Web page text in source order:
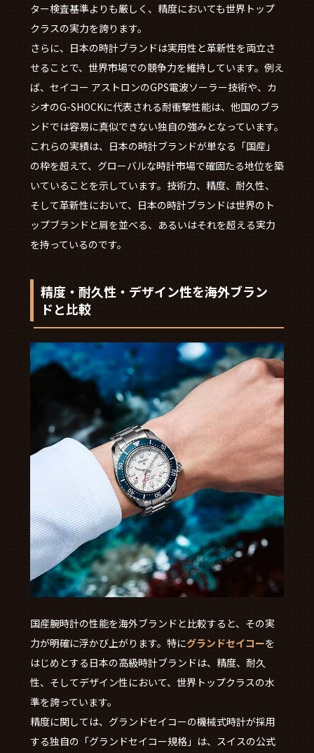
ター検査基準よりも厳しく、精度においても世界トップ
クラスの実力を誇ります。
さらに、日本の時計ブランドは実用性と革新性を両立さ
せることで、世界市場での競争力を維持しています。例え
ば、セイコー アストロンのGPS電波ソーラー技術や、カ
シオのG-SHOCKに代表される耐衝撃性能は、他国のブラ
ンドでは容易に真似できない独自の強みとなっています。
これらの実績は、日本の時計ブランドが単なる「国産」
の枠を超えて、グローバルな時計市場で確固たる地位を築
いていることを示しています。技術力、精度、耐久性、
そして革新性において、日本の時計ブランドは世界のト
ップブランドと肩を並べる、あるいはそれを超える実力
を持っているのです。
精度・耐久性・デザイン性を海外ブラン
ドと比較
国産腕時計の性能を海外ブランドと比較すると、その実
力が明確に浮かび上がります。特にグランドセイコーを
はじめとする日本の高級時計ブランドは、精度、耐久
性、そしてデザイン性において、世界トップクラスの水
準を誇っています。
精度に関しては、グランドセイコーの機械式時計が採用
する独自の「グランドセイコー規格」は、スイスの公式